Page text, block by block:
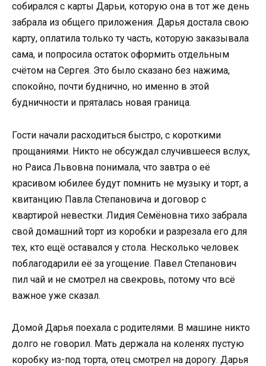
собирался с карты Дарьи, которую она в тот же день
забрала из общего приложения. Дарья достала свою
карту, оплатила только ту часть, которую заказывала
сама, и попросила остаток оформить отдельным
счётом на Сергея. Это было сказано без нажима,
спокойно, почти буднично, но именно в этой
будничности и пряталась новая граница.
Гости начали расходиться быстро, с короткими
прощаниями. Никто не обсуждал случившееся вслух,
но Раиса Львовна понимала, что завтра о её
красивом юбилее будут помнить не музыку и торт, а
квитанцию Павла Степановича и договор с
квартирой невестки. Лидия Семёновна тихо забрала
свой домашний торт из коробки и разрезала его для
тех, кто ещё оставался у стола. Несколько человек
поблагодарили её за угощение. Павел Степанович
пил чай и не смотрел на свекровь, потому что всё
важное уже сказал.
Домой Дарья поехала с родителями. В машине никто
долго не говорил. Мать держала на коленях пустую
коробку из-под торта, отец смотрел на дорогу. Дарья